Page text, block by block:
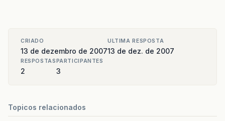
CRIADO
13 de dezembro de 2007
ULTIMA RESPOSTA
13 de dez. de 2007
RESPOSTAS
2
PARTICIPANTES
3
Topicos relacionados